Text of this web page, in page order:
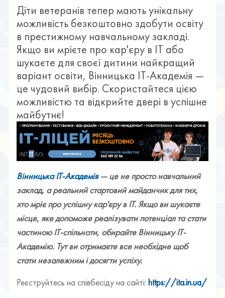
Діти ветеранів тепер мають унікальну
можливість безкоштовно здобути освіту
в престижному навчальному закладі.
Якщо ви мрієте про кар'єру в ІТ або
шукаєте для своєї дитини найкращий
варіант освіти, Вінницька ІТ-Академія —
це чудовий вибір. Скористайтеся цією
можливістю та відкрийте двері в успішне
майбутнє!
Вінницька ІТ-Академія— це не просто навчальний
заклад, а реальний стартовий майданчик для тих,
хто мріє про успішну кар'єру в ІТ. Якщо ви шукаєте
місце, яке допоможе реалізувати потенціал та стати
частиною ІТ-спільноти, обирайте Вінницьку ІТ-
Академію. Тут ви отримаєте все необхідне щоб
стати незалежним і досягти успіху.
Реєструйтесь на співбесіду на сайті: https://ita.in.ua/